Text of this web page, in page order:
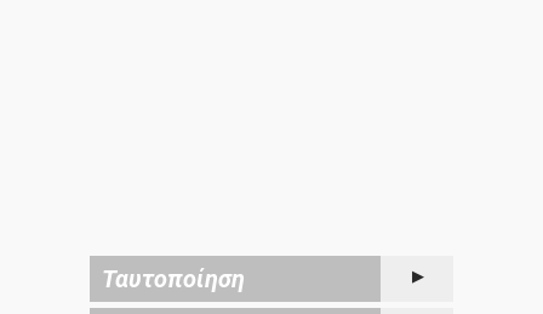
Ταυτοποίηση